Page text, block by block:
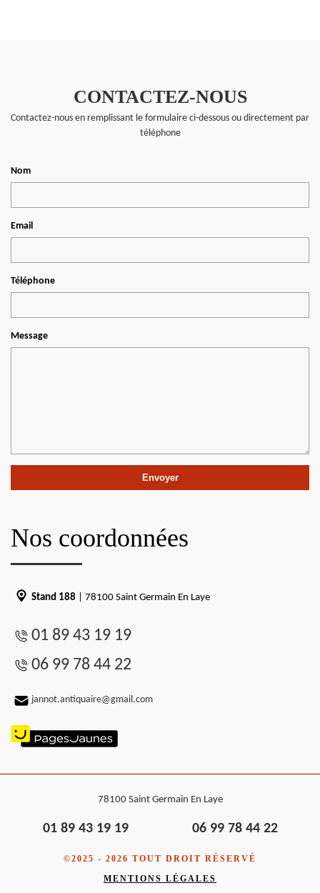
CONTACTEZ-NOUS
Contactez-nous en remplissant le formulaire ci-dessous ou directement par
téléphone
Nom
Email
Téléphone
Message
Nos coordonnées
Stand 188 | 78100 Saint Germain En Laye
01 89 43 19 19
06 99 78 44 22
jannot.antiquaire@gmail.com
78100 Saint Germain En Laye
01 89 43 19 19 06 99 78 44 22
©2025 - 2026 TOUT DROIT RÉSERVÉ
MENTIONS LÉGALES